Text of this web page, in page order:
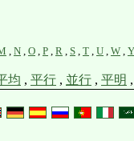
N O P R S T U W Y
均 , 平行 , 並行 , 平明